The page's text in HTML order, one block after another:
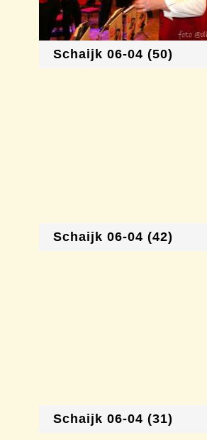
Schaijk 06-04 (50)
Schaijk 06-04 (42)
Schaijk 06-04 (31)